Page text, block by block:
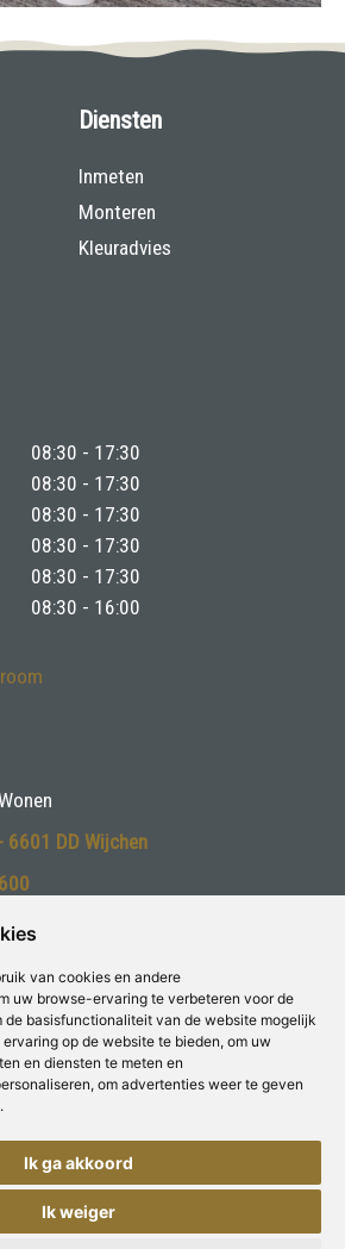
van cookies en andere
uw browse-ervaring te verbeteren voor de
de basisfunctionaliteit van de website mogelijk
op de website te bieden, om uw
en diensten te meten en
, om advertenties weer te geven
.
Ik ga akkoord
Ik weiger
Diensten
Inmeten
Monteren
Kleuradvies
08:30 - 17:30
08:30 - 17:30
08:30 - 17:30
08:30 - 17:30
08:30 - 17:30
08:30 - 16:00
6601 DD Wijchen
BV. Alle rechten voorbehouden.